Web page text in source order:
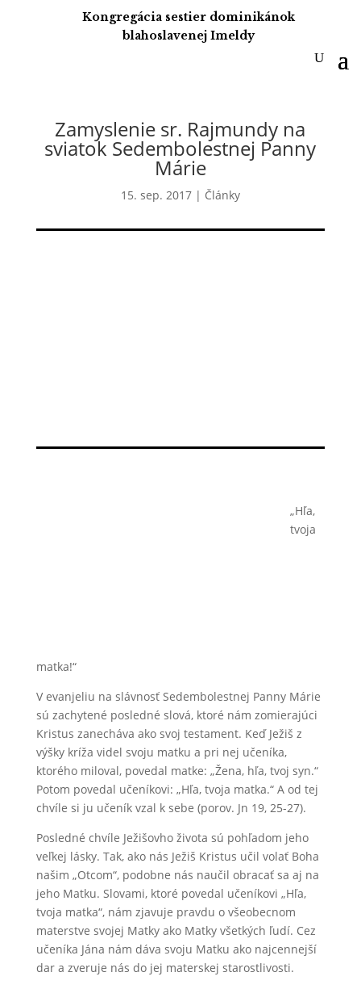
Kongregácia sestier dominikánok
blahoslavenej Imeldy
Zamyslenie sr. Rajmundy na
sviatok Sedembolestnej Panny
Márie
15. sep. 2017| Články
„Hľa,
tvoja
matka!“
V evanjeliu na slávnosť Sedembolestnej Panny Márie
sú zachytené posledné slová, ktoré nám zomierajúci
Kristus zanecháva ako svoj testament. Keď Ježiš z
výšky kríža videl svoju matku a pri nej učeníka,
ktorého miloval, povedal matke: „Žena, hľa, tvoj syn.“
Potom povedal učeníkovi: „Hľa, tvoja matka.“ A od tej
chvíle si ju učeník vzal k sebe (porov. Jn 19, 25-27).
Posledné chvíle Ježišovho života sú pohľadom jeho
veľkej lásky. Tak, ako nás Ježiš Kristus učil volať Boha
našim „Otcom“, podobne nás naučil obracať sa aj na
jeho Matku. Slovami, ktoré povedal učeníkovi „Hľa,
tvoja matka“, nám zjavuje pravdu o všeobecnom
materstve svojej Matky ako Matky všetkých ľudí. Cez
učeníka Jána nám dáva svoju Matku ako najcennejší
dar a zveruje nás do jej materskej starostlivosti.